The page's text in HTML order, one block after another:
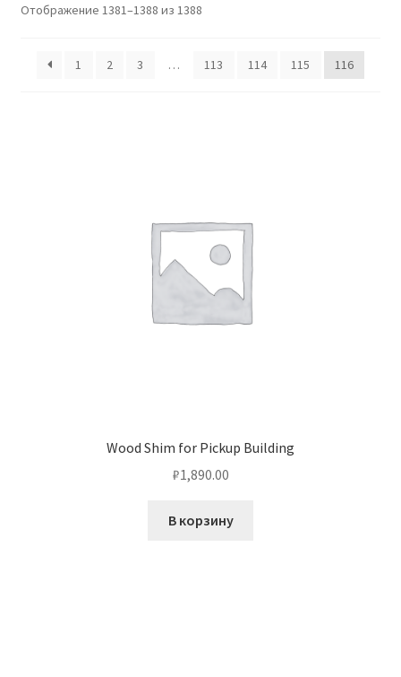
Мой аккаунт
Оформление заказа
Отображение 1381–1388 из 1388
1 2 3 … 113 114 115 116
Wood Shim for Pickup Building
₽1,890.00
В корзину